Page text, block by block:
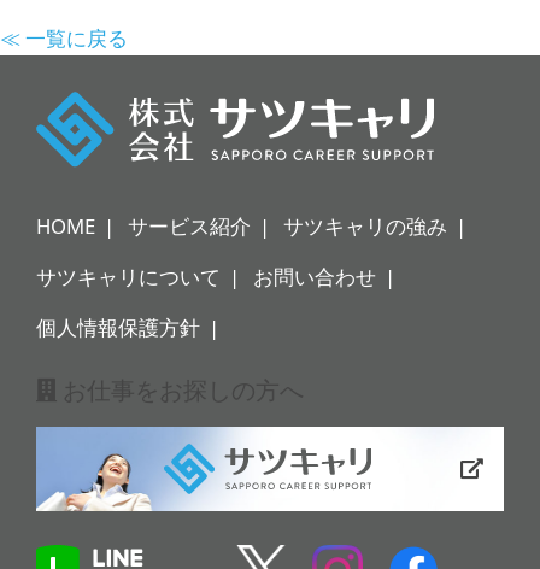
≪ 一覧に戻る
HOME サービス紹介
サツキャリの強み
サツキャリについて
お問い合わせ
個人情報保護方針
お仕事をお探しの方へ